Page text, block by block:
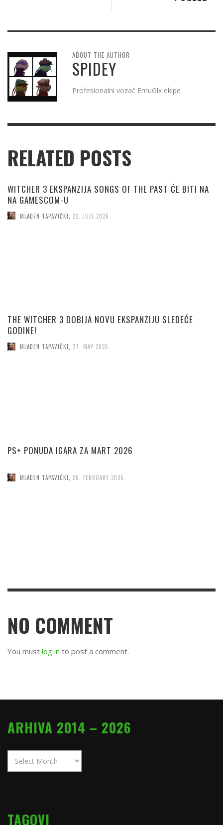
ABOUT THE AUTHOR
SPIDEY
Profesionalni vozač EmuGlx ekipe
RELATED POSTS
WITCHER 3 EKSPANZIJA SONGS OF THE PAST ĆE BITI NA
NA GAMESCOM-U
MLADEN TAPAVIČKI 22. JULY 2026.
THE WITCHER 3 DOBIJA NOVU EKSPANZIJU SLEDEĆE
GODINE!
MLADEN TAPAVIČKI 27. MAY 2026.
PS+ PONUDA IGARA ZA MART 2026
MLADEN TAPAVIČKI 26. FEBRUARY 2026.
NO COMMENT
You must log in to post a comment.
ARHIVA 2014 – 2026
2014
TAGOVI